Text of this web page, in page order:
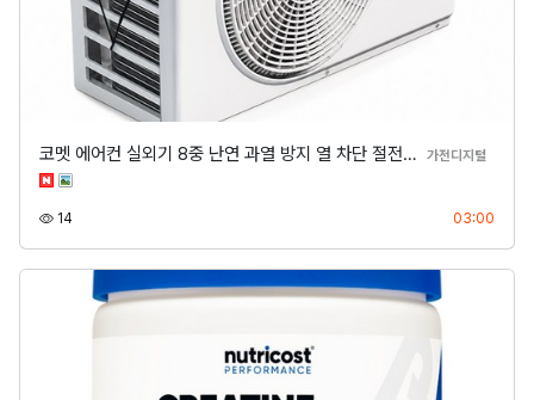
코멧 에어컨 실외기 8중 난연 과열 방지 열 차단 절전… 가전디지털
14조회 03:00